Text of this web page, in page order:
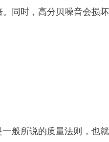
同时，高分贝噪音会损
般所说的质量法则，也